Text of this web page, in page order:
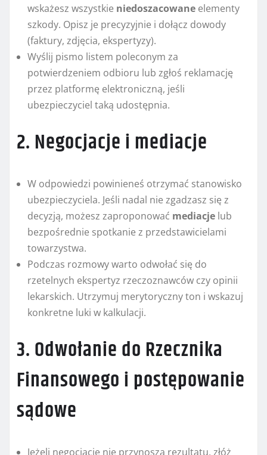
wskażesz wszystkie niedoszacowane elementy
szkody. Opisz je precyzyjnie i dołącz dowody
(faktury, zdjęcia, ekspertyzy).
Wyślij pismo listem poleconym za
potwierdzeniem odbioru lub zgłoś reklamację
przez platformę elektroniczną, jeśli
ubezpieczyciel taką udostępnia.
2. Negocjacje i mediacje
W odpowiedzi powinieneś otrzymać stanowisko
ubezpieczyciela. Jeśli nadal nie zgadzasz się z
decyzją, możesz zaproponować mediacje lub
bezpośrednie spotkanie z przedstawicielami
towarzystwa.
Podczas rozmowy warto odwołać się do
rzetelnych ekspertyz rzeczoznawców czy opinii
lekarskich. Utrzymuj merytoryczny ton i wskazuj
konkretne luki w kalkulacji.
3. Odwołanie do Rzecznika
Finansowego i postępowanie
sądowe
Jeżeli negocjacje nie przynoszą rezultatu, złóż